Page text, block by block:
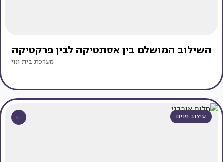
השילוב המושלם בין אסתטיקה לבין פרקטיקה
מערכת בית ונוי
עיצוב פנים